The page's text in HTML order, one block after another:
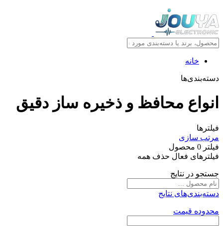
خانه
دسته‌بندی‌ها
انواع محافظ و ذخيره ساز دقيق
فیلترها
مرتب سازی
فیلتر 0 محصول
فیلترهای فعال حذف همه
جستجو در نتایج
دسته‌بندی‌های نتایج
محدوده قیمت